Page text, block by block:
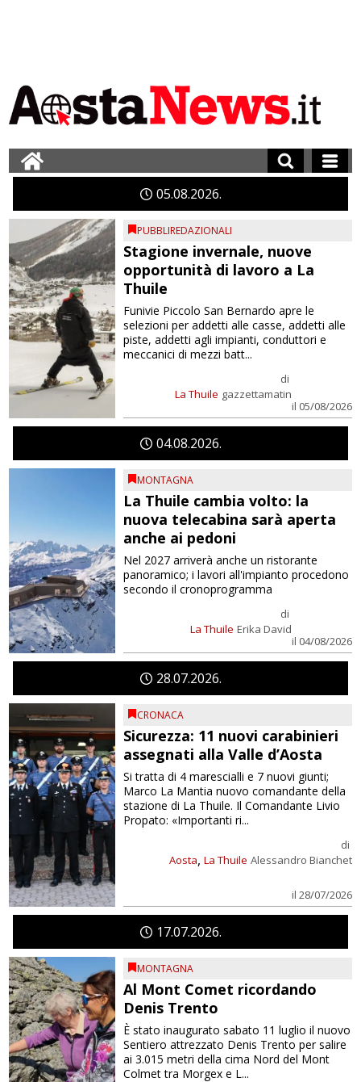
0508 2026
PUBBLIREDAZIONALI
Stagione invernale, nuove
opportunità di lavoro a La
Thuile
La Thuile
di
gazzettamatin
il 05/08/2026
Funivie Piccolo San Bernardo apre le
selezioni per addetti alle casse, addetti alle
piste, addetti agli impianti, conduttori e
meccanici di mezzi batt...
0408 2026
MONTAGNA
La Thuile cambia volto: la
nuova telecabina sarà aperta
anche ai pedoni
La Thuile
di
Erika David
il 04/08/2026
Nel 2027 arriverà anche un ristorante
panoramico; i lavori all'impianto procedono
secondo il cronoprogramma
2807 2026
CRONACA
Sicurezza: 11 nuovi carabinieri
assegnati alla Valle d’Aosta
Aosta, La Thuile
di
Alessandro Bianchet
il 28/07/2026
Si tratta di 4 marescialli e 7 nuovi giunti;
Marco La Mantia nuovo comandante della
stazione di La Thuile. Il Comandante Livio
Propato: «Importanti ri...
1707 2026
MONTAGNA
Al Mont Comet ricordando
Denis Trento
È stato inaugurato sabato 11 luglio il nuovo
Sentiero attrezzato Denis Trento per salire
ai 3.015 metri della cima Nord del Mont
Colmet tra Morgex e L...